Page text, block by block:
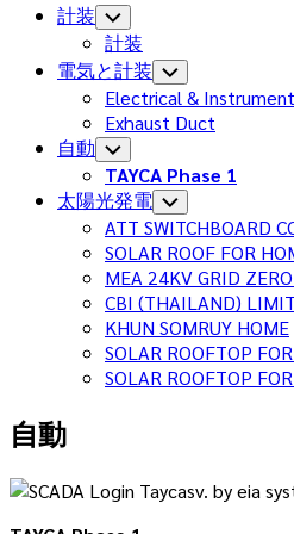
計装 Toggle
Child
Menu
計装
電気と計装 Toggle
Child
Menu
Electrical &
Exhaust Duct
Current
Page:
自動 Toggle
Child
Menu
TAYCA Phase 1
太陽光発電 Toggle
Child
Menu
ATT SWITCHBOARD
SOLAR ROOF FOR
MEA 24KV GRID
CBI (THAILAND)
KHUN SOMRUY HOME
SOLAR ROOFTOP
SOLAR ROOFTOP
自動